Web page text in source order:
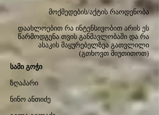
მოქმედების/აქტის რაოდენობა
დაახლოებით რა ინტენსივობით არის ეს
წარმოდგენა თვის განმავლობაში და რა
ასაკის მაყურებელზეა გათვლილი
(გთხოვთ მიუთითოთ)
სამი გოჭი
ზღაპარი
ნინო ანთიძე